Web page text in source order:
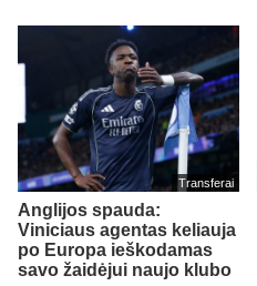
Transferai
Anglijos spauda:
Viniciaus agentas keliauja
po Europa ieškodamas
savo žaidėjui naujo klubo